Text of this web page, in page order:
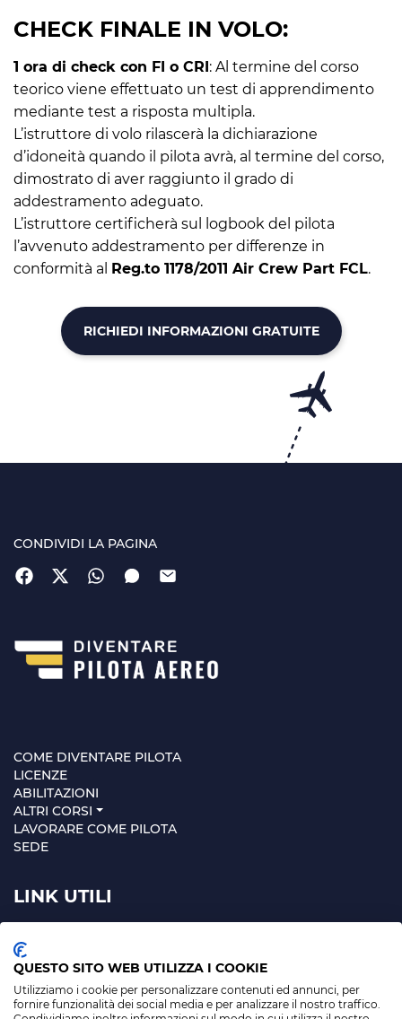
CHECK FINALE IN VOLO:
1 ora di check con FI o CRI: Al termine del corso
teorico viene effettuato un test di apprendimento
mediante test a risposta multipla.
L’istruttore di volo rilascerà la dichiarazione
d’idoneità quando il pilota avrà, al termine del corso,
dimostrato di aver raggiunto il grado di
addestramento adeguato.
L’istruttore certificherà sul logbook del pilota
l’avvenuto addestramento per differenze in
conformità al Reg.to 1178/2011 Air Crew Part FCL.
RICHIEDI INFORMAZIONI GRATUITE
CONDIVIDI LA PAGINA
COME DIVENTARE PILOTA
LICENZE
ABILITAZIONI
ALTRI CORSI
LAVORARE COME PILOTA
SEDE
LINK UTILI
PRIVACY POLICY
QUESTO SITO WEB UTILIZZA I COOKIE
Utilizziamo i cookie per personalizzare contenuti ed annunci, per
fornire funzionalità dei social media e per analizzare il nostro traffico.